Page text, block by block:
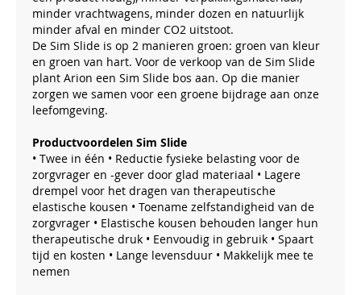
minder vrachtwagens, minder dozen en natuurlijk
minder afval en minder CO2 uitstoot.
De Sim Slide is op 2 manieren groen: groen van kleur
en groen van hart. Voor de verkoop van de Sim Slide
plant Arion een Sim Slide bos aan. Op die manier
zorgen we samen voor een groene bijdrage aan onze
leefomgeving.
Productvoordelen Sim Slide
• Twee in één • Reductie fysieke belasting voor de
zorgvrager en -gever door glad materiaal • Lagere
drempel voor het dragen van therapeutische
elastische kousen • Toename zelfstandigheid van de
zorgvrager • Elastische kousen behouden langer hun
therapeutische druk • Eenvoudig in gebruik • Spaart
tijd en kosten • Lange levensduur • Makkelijk mee te
nemen